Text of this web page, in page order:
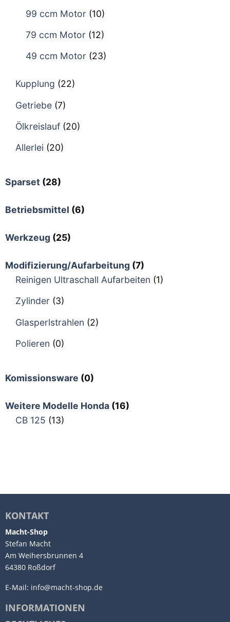
99 ccm Motor (10)
79 ccm Motor (12)
49 ccm Motor (23)
Kupplung (22)
Getriebe (7)
Ölkreislauf (20)
Allerlei (20)
Sparset (28)
Betriebsmittel (6)
Werkzeug (25)
Modifizierung/Aufarbeitung (7)
Reinigen Ultraschall Aufarbeiten (1)
Zylinder (3)
Glasperlstrahlen (2)
Polieren (0)
Komissionsware (0)
Weitere Modelle Honda (16)
CB 125 (13)
KONTAKT
Macht-Shop
Stefan Macht
Am Weihersbrunnen 4
64380 Roßdorf
E-Mail: info@macht-shop.de
INFORMATIONEN